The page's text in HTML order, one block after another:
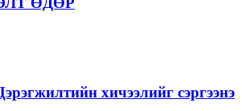
хичээлийг сэргээнэ